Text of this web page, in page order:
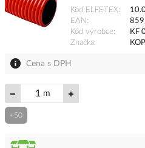
Kód ELFETEX
EAN
Kód výrobce
KF
Značka
Cena s DPH
m
+50